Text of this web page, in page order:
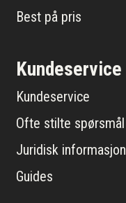
Best på pris
Kundeservice
Kundeservice
Ofte stilte spørsmål
Juridisk informasjon
Guides